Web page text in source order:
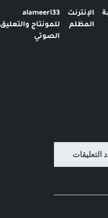
الإنترنت
المظلم
alameeri33
للمونتاج والتعليق
الصوتي
التعليقات
التعليقات
التعليقات